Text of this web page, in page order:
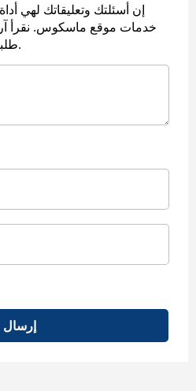
إن أسئلتك وتعليقاتك لهي
خدمات موقع ماسكوس. نقرأ
طلبكم في أسرع وقت ممكن.
إرسال